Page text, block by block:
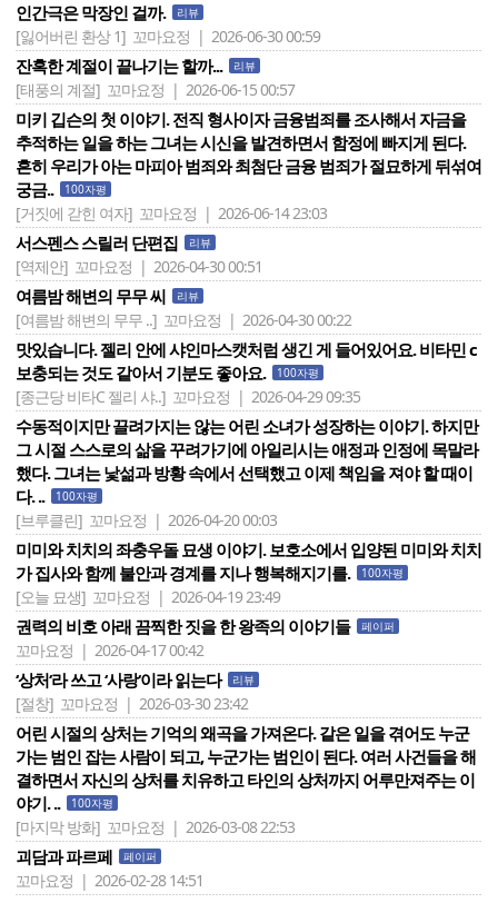
인간극은 막장인 걸까. 리뷰
[잃어버린 환상 1] 꼬마요정 | 2026-06-30 00:59
잔혹한 계절이 끝나기는 할까... 리뷰
[태풍의 계절] 꼬마요정 | 2026-06-15 00:57
미키 깁슨의 첫 이야기. 전직 형사이자 금융범죄를 조사해서 자금을
추적하는 일을 하는 그녀는 시신을 발견하면서 함정에 빠지게 된다.
흔히 우리가 아는 마피아 범죄와 최첨단 금융 범죄가 절묘하게 뒤섞여
궁금..
100자평
[거짓에 갇힌 여자] 꼬마요정 | 2026-06-14 23:03
서스펜스 스릴러 단편집 리뷰
[역제안] 꼬마요정 | 2026-04-30 00:51
여름밤 해변의 무무 씨 리뷰
[여름밤 해변의 무무 ..] 꼬마요정 | 2026-04-30 00:22
맛있습니다. 젤리 안에 샤인마스캣처럼 생긴 게 들어있어요. 비타민 c
보충되는 것도 같아서 기분도 좋아요.
100자평
[종근당 비타C 젤리 샤..] 꼬마요정 | 2026-04-29 09:35
수동적이지만 끌려가지는 않는 어린 소녀가 성장하는 이야기. 하지만
그 시절 스스로의 삶을 꾸려가기에 아일리시는 애정과 인정에 목말라
했다. 그녀는 낯섦과 방황 속에서 선택했고 이제 책임을 져야 할 때이
다. ..
100자평
[브루클린] 꼬마요정 | 2026-04-20 00:03
미미와 치치의 좌충우돌 묘생 이야기. 보호소에서 입양된 미미와 치치
가 집사와 함께 불안과 경계를 지나 행복해지기를.
100자평
[오늘 묘생] 꼬마요정 | 2026-04-19 23:49
권력의 비호 아래 끔찍한 짓을 한 왕족의 이야기들 페이퍼
꼬마요정 | 2026-04-17 00:42
‘상처‘라 쓰고 ‘사랑‘이라 읽는다 리뷰
[절창] 꼬마요정 | 2026-03-30 23:42
어린 시절의 상처는 기억의 왜곡을 가져온다. 같은 일을 겪어도 누군
가는 범인 잡는 사람이 되고, 누군가는 범인이 된다. 여러 사건들을 해
결하면서 자신의 상처를 치유하고 타인의 상처까지 어루만져주는 이
야기. ..
100자평
[마지막 방화] 꼬마요정 | 2026-03-08 22:53
괴담과 파르페 페이퍼
꼬마요정 | 2026-02-28 14:51